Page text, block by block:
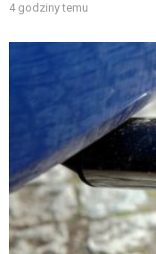
4 godziny temu